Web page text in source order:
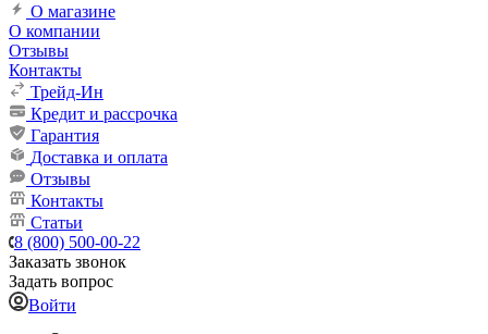
О магазине
О компании
Отзывы
Контакты
Трейд-Ин
Кредит и рассрочка
Гарантия
Доставка и оплата
Отзывы
Контакты
Статьи
8 (800) 500-00-22
Заказать звонок
Задать вопрос
Войти